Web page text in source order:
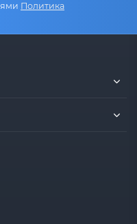
Политика